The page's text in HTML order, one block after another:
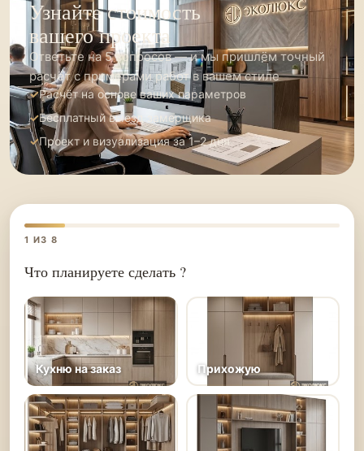
Узнайте стоимость
вашего проекта
Ответьте на 5 вопросов — и мы пришлём точный
расчёт с примерами работ в вашем стиле
Расчёт на основе ваших параметров
Бесплатный выезд замерщика
Проект и визуализация за 1–2 дня
1 ИЗ 8
Что планируете сделать ?
Кухню на заказ Прихожую